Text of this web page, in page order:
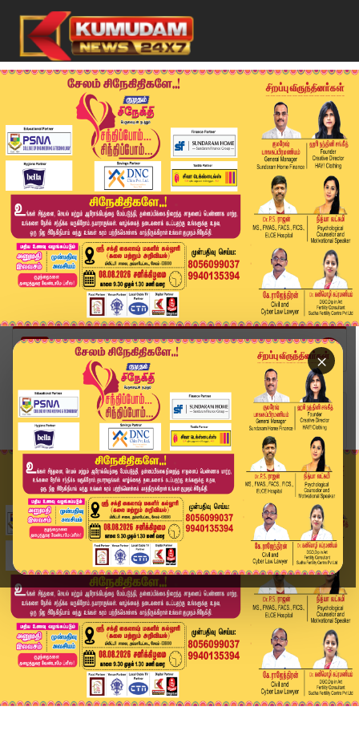
×
Home
விளையாட்டு
RCB vs SRH: சொந்த மண்ணில் ஆதிக்கம் செலுத்தும் ஐ...